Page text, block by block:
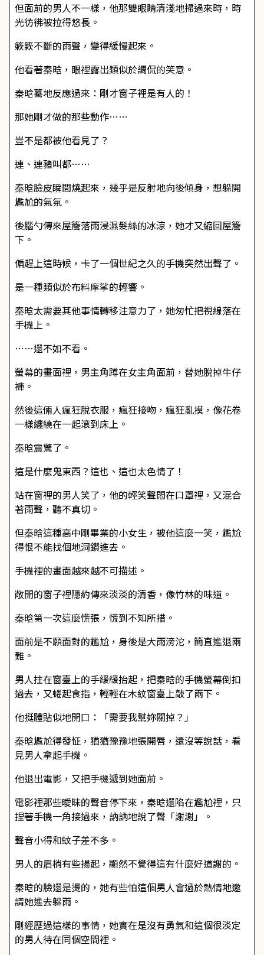
但面前的男人不一樣，他那雙眼睛清淺地掃過來時，時
光彷彿被拉得悠長。
簌簌不斷的雨聲，變得緩慢起來。
他看著秦晗，眼裡露出類似於調侃的笑意。
秦晗驀地反應過來：剛才窗子裡是有人的！
那她剛才做的那些動作……
豈不是都被他看見了？
連、連豬叫都……
秦晗臉皮瞬間燒起來，幾乎是反射地向後傾身，想躲開
尷尬的氣氛。
後腦勺傳來屋簷落雨浸濕髮絲的冰涼，她才又縮回屋簷
下。
偏趕上這時候，卡了一個世紀之久的手機突然出聲了。
是一種類似於布料摩挲的輕響。
秦晗太需要其他事情轉移注意力了，她匆忙把視線落在
手機上。
……還不如不看。
螢幕的畫面裡，男主角蹲在女主角面前，替她脫掉牛仔
褲。
然後這倆人瘋狂脫衣服，瘋狂接吻，瘋狂亂摸，像花卷
一樣纏繞在一起滾到床上。
秦晗震驚了。
這是什麼鬼東西？這也、這也太色情了！
站在窗裡的男人笑了，他的輕笑聲悶在口罩裡，又混合
著雨聲，聽不真切。
但秦晗這種高中剛畢業的小女生，被他這麼一笑，尷尬
得恨不能找個地洞鑽進去。
手機裡的畫面越來越不可描述。
敞開的窗子裡隱約傳來淡淡的清香，像竹林的味道。
秦晗第一次這麼慌張，慌到不知所措。
面前是不願面對的尷尬，身後是大雨滂沱，簡直進退兩
難。
男人拄在窗臺上的手緩緩抬起，把秦晗的手機螢幕倒扣
過去，又蜷起食指，輕輕在木紋窗臺上敲了兩下。
他挺體貼似地開口：「需要我幫妳關掉？」
秦晗尷尬得發怔，猶猶豫豫地張開唇，還沒等說話，看
見男人拿起手機。
他退出電影，又把手機遞到她面前。
電影裡那些曖昧的聲音停下來，秦晗還陷在尷尬裡，只
捏著手機一角接過來，訥訥地說了聲「謝謝」。
聲音小得和蚊子差不多。
男人的眉梢有些揚起，顯然不覺得這有什麼好道謝的。
秦晗的臉還是燙的，她有些怕這個男人會過於熱情地邀
請她進去躲雨。
剛經歷過這樣的事情，她實在是沒有勇氣和這個很淡定
的男人待在同個空間裡。